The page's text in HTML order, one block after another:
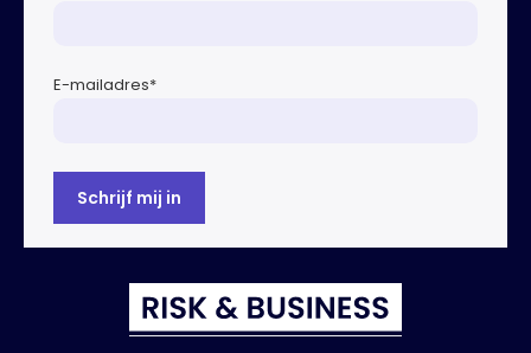
E-mailadres*